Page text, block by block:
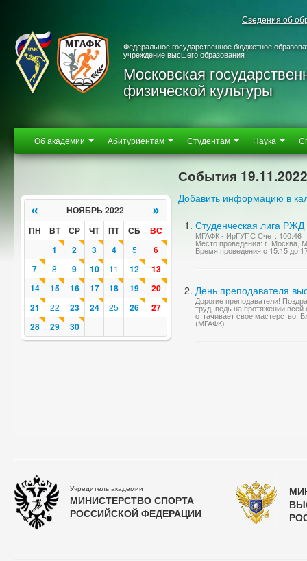
Сведения об
Федеральное государственное бюджетное
учреждение высшего образования
Московская
физической культуры
Об академии Абитуриентам Студентам Наука
« НОЯБРЬ 2022 »
ПН ВТ СР ЧТ ПТ СБ
ВС
1
2 3 4 5
6
7
8 9 10 11 12
13
14
15 16 17 18 19
20
21
22 23 24 25 26
27
28
29 30
События 19.11.2022
Добавить информацию в
Студенческая лига
МГАФК - ИрГУПС Счет: 100:46
Место проведения: г. Москва,
Время проведения с 15:15 до
День преподавателя
Дорогие преподаватели!
труд, ведь на протяжении
оттачивает свое мастерство.
(МГАФК)
Учредитель академии
МИНИСТЕРСТВО СПОРТА
РОССИЙСКОЙ ФЕДЕРАЦИИ